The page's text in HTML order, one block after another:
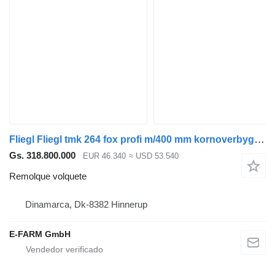
Fliegl Fliegl tmk 264 fox profi m/400 mm kornoverbygning
Gs. 318.800.000 EUR 46.340 ≈ USD 53.540
Remolque volquete
Dinamarca, Dk-8382 Hinnerup
E-FARM GmbH